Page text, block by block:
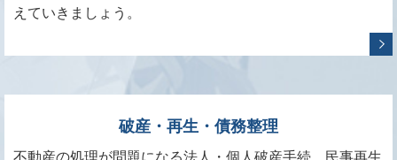
えていきましょう。
破産・再生・債務整理
不動産の処理が問題になる法人・個人破産手続、民事再生